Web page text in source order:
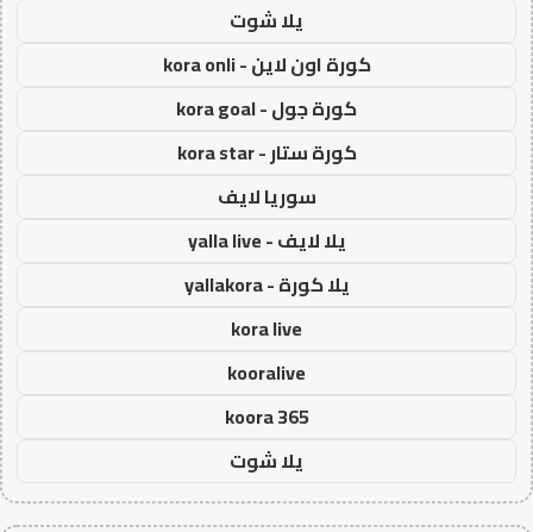
يلا شوت
كورة اون لاين - kora onli
كورة جول - kora goal
كورة ستار - kora star
سوريا لايف
يلا لايف - yalla live
يلا كورة - yallakora
kora live
kooralive
koora 365
يلا شوت